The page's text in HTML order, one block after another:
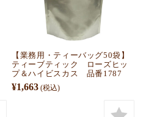
【業務用・ティーバッグ50袋】
ティーブティック ローズヒッ
プ＆ハイビスカス 品番1787
¥1,663 (税込)